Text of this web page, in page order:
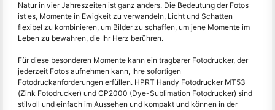
Natur in vier Jahreszeiten ist ganz anders. Die Bedeutung der Fotos
ist es, Momente in Ewigkeit zu verwandeln, Licht und Schatten
flexibel zu kombinieren, um Bilder zu schaffen, um jene Momente im
Leben zu bewahren, die Ihr Herz berühren.
Für diese besonderen Momente kann ein tragbarer Fotodrucker, der
jederzeit Fotos aufnehmen kann, Ihre sofortigen
Fotodruckanforderungen erfüllen. HPRT Handy Fotodrucker MT53
(Zink Fotodrucker) und CP2000 (Dye-Sublimation Fotodrucker) sind
stilvoll und einfach im Aussehen und kompakt und können in der